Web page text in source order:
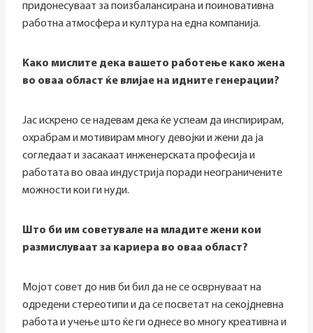
придонесуваат за поизбалансирана и поиновативна
работна атмосфера и култура на една компанија.
Како мислите дека вашето работење како жена
во оваа област ќе влијае на идните генерации?
Јас искрено се надевам дека ќе успеам да инспирирам,
охрабрам и мотивирам многу девојки и жени да ја
согледаат и засакаат инженерската професија и
работата во оваа индустрија поради неограничените
можности кои ги нуди.
Што би им советувале на младите жени кои
размислуваат за кариера во оваа област?
Мојот совет до нив би бил да не се осврнуваат на
одредени стереотипи и да се посветат на секојдневна
работа и учење што ќе ги однесе во многу креативна и